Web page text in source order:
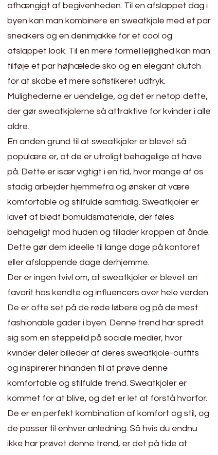
afhængigt af begivenheden. Til en afslappet dag i
byen kan man kombinere en sweatkjole med et par
sneakers og en denimjakke for et cool og
afslappet look. Til en mere formel lejlighed kan man
tilføje et par højhælede sko og en elegant clutch
for at skabe et mere sofistikeret udtryk.
Mulighederne er uendelige, og det er netop dette,
der gør sweatkjolerne så attraktive for kvinder i alle
aldre.
En anden grund til at sweatkjoler er blevet så
populære er, at de er utroligt behagelige at have
på. Dette er især vigtigt i en tid, hvor mange af os
stadig arbejder hjemmefra og ønsker at være
komfortable og stilfulde samtidig. Sweatkjoler er
lavet af blødt bomuldsmateriale, der føles
behageligt mod huden og tillader kroppen at ånde.
Dette gør dem ideelle til lange dage på kontoret
eller afslappende dage derhjemme.
Der er ingen tvivl om, at sweatkjoler er blevet en
favorit hos kendte og influencers over hele verden.
De er ofte set på de røde løbere og på de mest
fashionable gader i byen. Denne trend har spredt
sig som en steppeild på sociale medier, hvor
kvinder deler billeder af deres sweatkjole-outfits
og inspirerer hinanden til at prøve denne
komfortable og stilfulde trend. Sweatkjoler er
kommet for at blive, og det er let at forstå hvorfor.
De er en perfekt kombination af komfort og stil, og
de passer til enhver anledning. Så hvis du endnu
ikke har prøvet denne trend, er det på tide at